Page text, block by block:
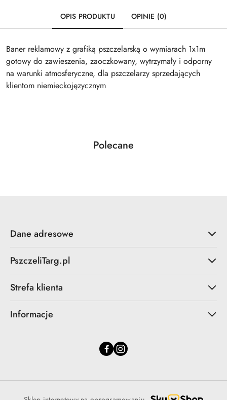
OPIS PRODUKTU OPINIE (0)
Baner reklamowy z grafiką pszczelarską o wymiarach 1x1m
gotowy do zawieszenia, zaoczkowany, wytrzymały i odporny
na warunki atmosferyczne, dla pszczelarzy sprzedających
klientom niemieckojęzycznym
Pomiń karuzelę produktów
Produkty
Polecane
Dane adresowe
PszczeliTarg.pl
Strefa klienta
Informacje